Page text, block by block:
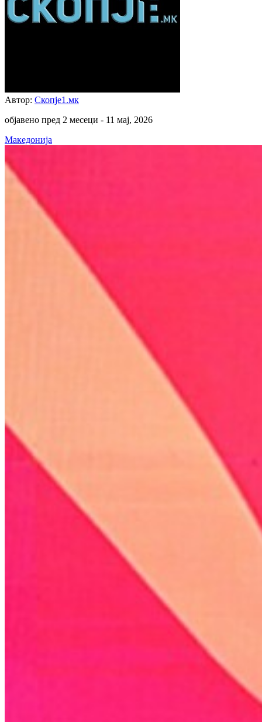
Автор: Скопје1.мк
објавено пред 2 месеци - 11 мај, 2026
Македонија